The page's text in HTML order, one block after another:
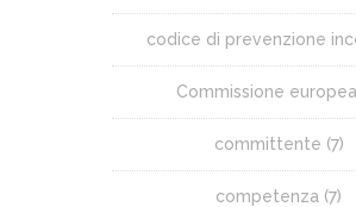
codice di prevenzione
Commissione europea
committente (7)
competenza (7)